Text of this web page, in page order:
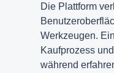
Die Plattform
Werkzeugen.
Kaufprozess
während